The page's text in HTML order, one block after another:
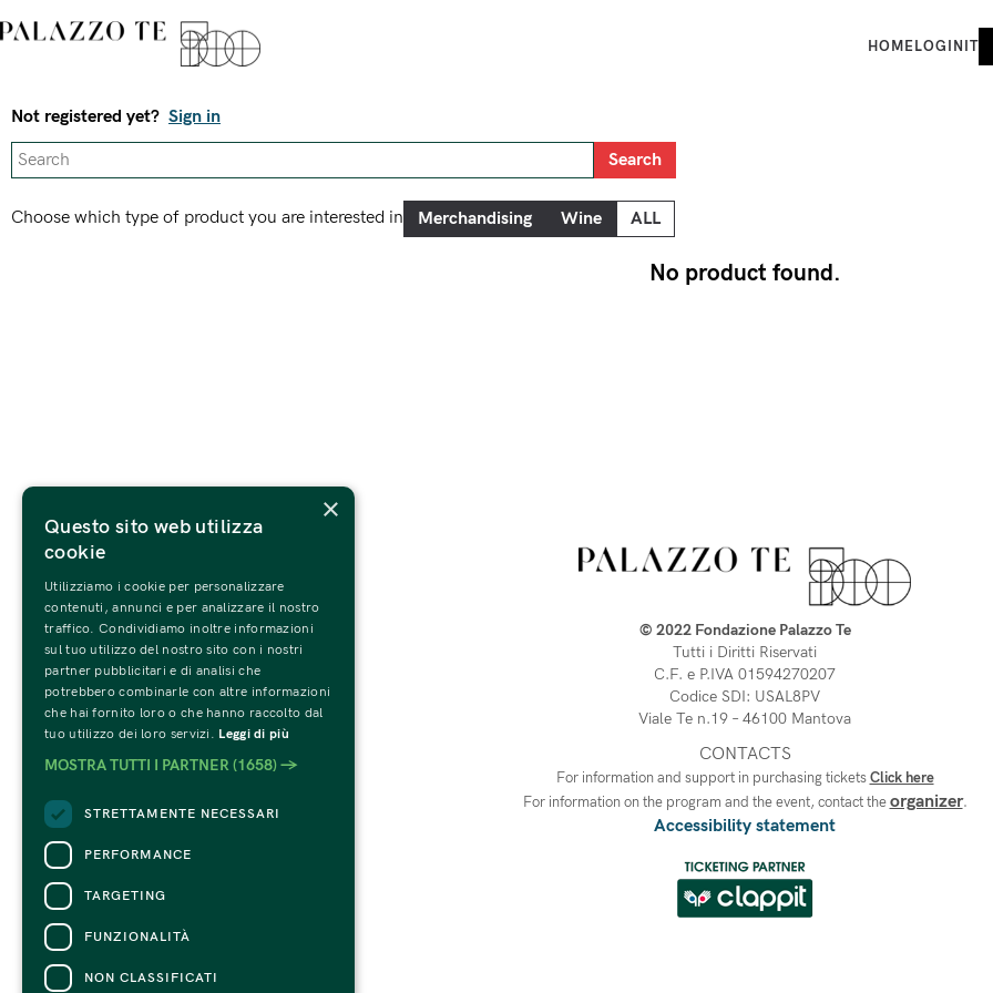
HOMELOGIN IT
Not registered yet? Sign in
Choose which type of product you are interested in
No product found.
© 2022 Fondazione Palazzo Te
Tutti i Diritti Riservati
C.F. e P.IVA 01594270207
Codice SDI: USAL8PV
Viale Te n.19 – 46100 Mantova
CONTACTS
For information and support in purchasing ticketsClick here
For information on the program and the event, contact theorganizer.
Accessibility statement
×
Questo sito web utilizza
cookie
Utilizziamo i cookie per personalizzare
contenuti, annunci e per analizzare il nostro
traffico. Condividiamo inoltre informazioni
sul tuo utilizzo del nostro sito con i nostri
partner pubblicitari e di analisi che
potrebbero combinarle con altre informazioni
che hai fornito loro o che hanno raccolto dal
tuo utilizzo dei loro servizi. Leggi di più
MOSTRA TUTTI I PARTNER (1658) →
STRETTAMENTE NECESSARI
PERFORMANCE
TARGETING
FUNZIONALITÀ
NON CLASSIFICATI